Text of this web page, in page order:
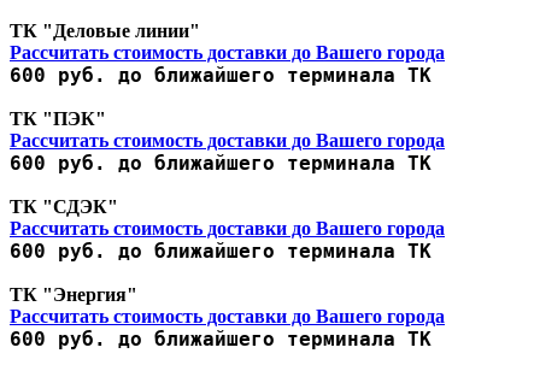
ТК "Деловые линии"
Рассчитать стоимость доставки до Вашего города
600 руб. до ближайшего терминала ТК
ТК "ПЭК"
Рассчитать стоимость доставки до Вашего города
600 руб. до ближайшего терминала ТК
ТК "СДЭК"
Рассчитать стоимость доставки до Вашего города
600 руб. до ближайшего терминала ТК
ТК "Энергия"
Рассчитать стоимость доставки до Вашего города
600 руб. до ближайшего терминала ТК